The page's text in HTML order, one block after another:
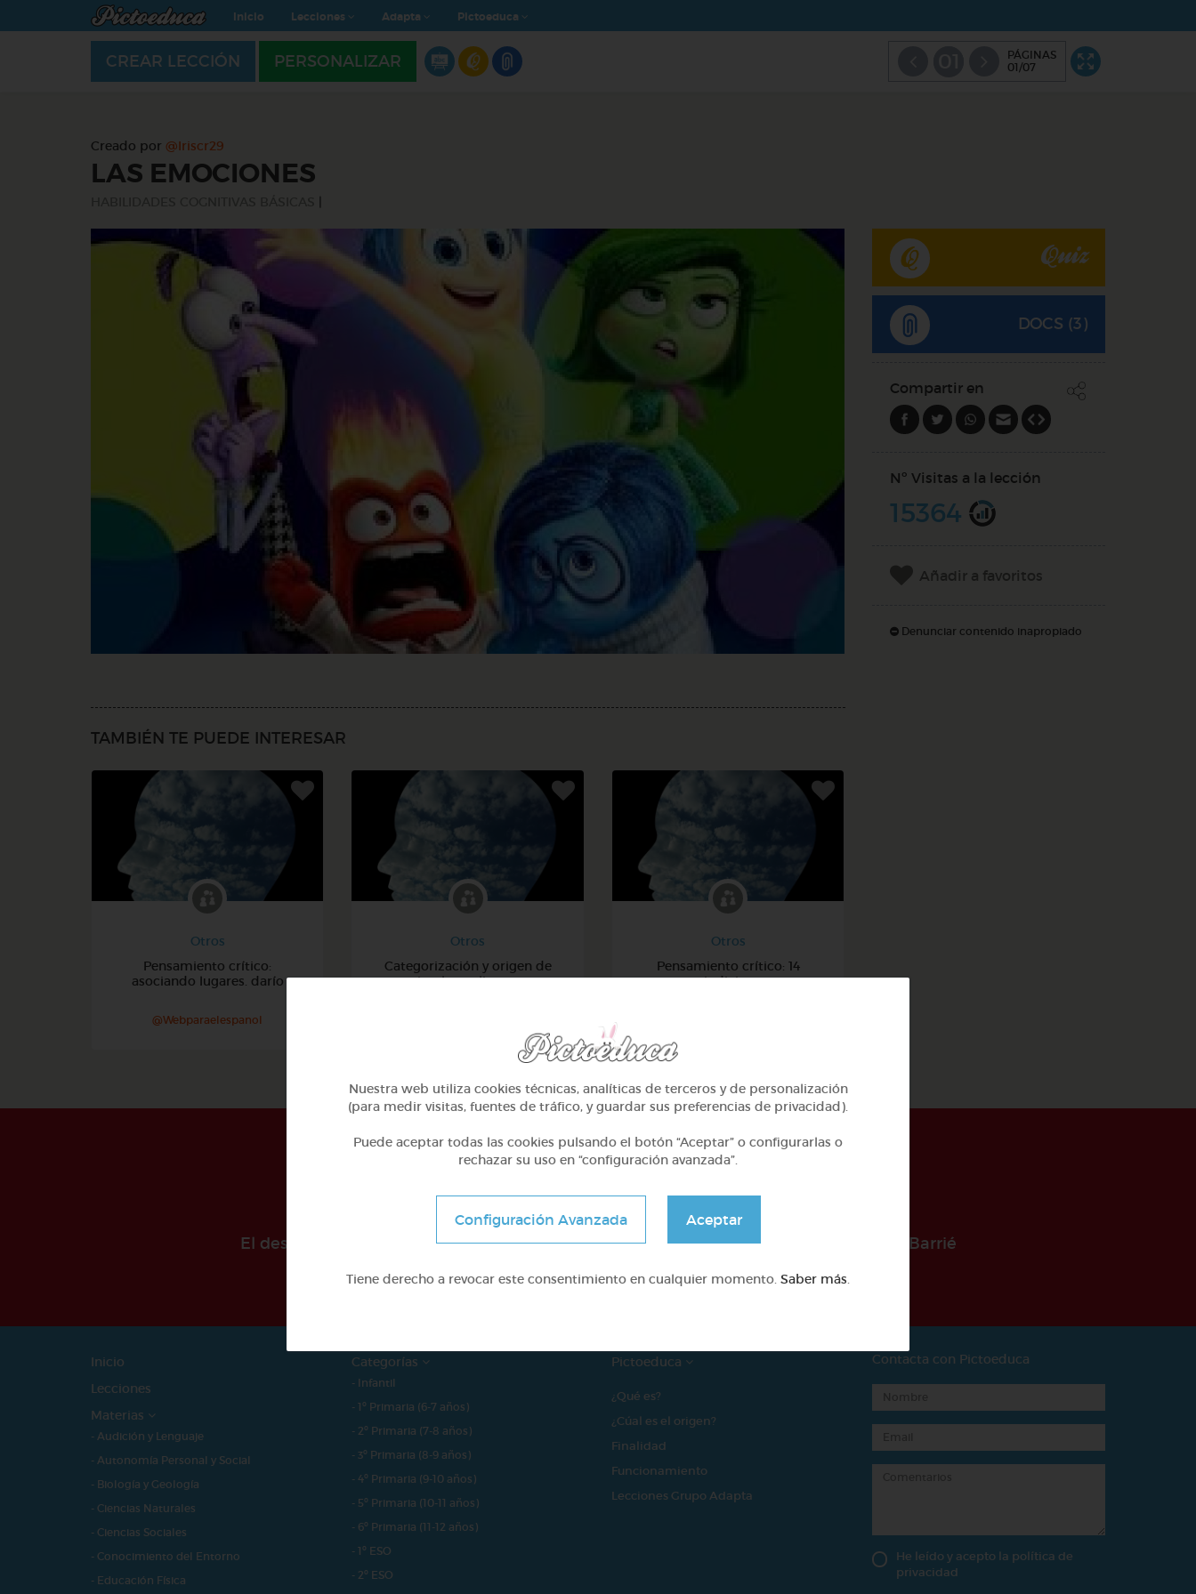
Inicio Lecciones Adapta Pictoeduca
CREAR LECCIÓN PERSONALIZAR
PÁGINAS
01/07
Creado por @Iriscr29
LAS EMOCIONES
TAMBIÉN TE PUEDE INTERESAR
Otros
Pensamiento crítico:
asociando lugares. darío
@Webparaelespanol
Otros
Categorización y origen de
animales y alimentos
Otros
Pensamiento crítico: 14
indicios
Quiz
DOCS (3)
Compartir en
Nº Visitas a la lección
15364
Añadir a favoritos
Denunciar contenido inapropiado
El desarollo de este proyecto ha sido posible gracias al mecenazgo de la Fundación Barrié
Inicio
Lecciones
Materias
- Audición y Lenguaje
- Autonomía Personal y Social
- Biología y Geología
- Ciencias Naturales
- Ciencias Sociales
- Conocimiento del Entorno
- Educación Física
Categorías
- Infantil
- 1º Primaria (6-7 años)
- 2º Primaria (7-8 años)
- 3º Primaria (8-9 años)
- 4º Primaria (9-10 años)
- 5º Primaria (10-11 años)
- 6º Primaria (11-12 años)
- 1º ESO
- 2º ESO
Pictoeduca
¿Qué es?
¿Cúal es el origen?
Finalidad
Funcionamiento
Lecciones Grupo Adapta
Contacta con Pictoeduca
He leído y acepto la política de
privacidad
Nuestra web utiliza cookies técnicas, analíticas de terceros y de personalización
(para medir visitas, fuentes de tráfico, y guardar sus preferencias de privacidad).
Puede aceptar todas las cookies pulsando el botón “Aceptar” o configurarlas o
rechazar su uso en “configuración avanzada”.
Configuración Avanzada Aceptar
Tiene derecho a revocar este consentimiento en cualquier momento. Saber más.